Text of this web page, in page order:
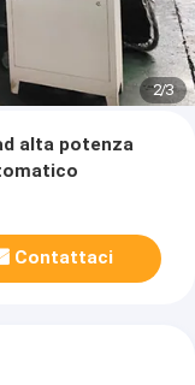
2/3
alta potenza
Contattaci